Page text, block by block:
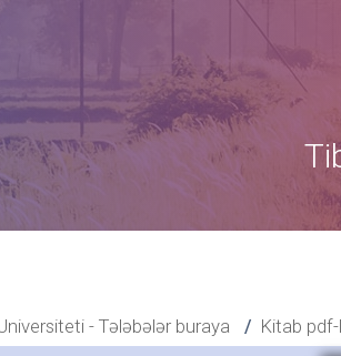
- Tələbələr buraya Kitab